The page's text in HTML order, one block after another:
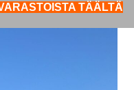
TÄÄLTÄ